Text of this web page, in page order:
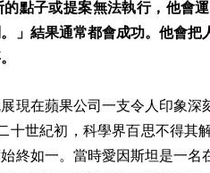
點子或提案無法執行，他會
」結果通常都會成功。他會
現在蘋果公司一支令人印象
十世紀初，科學界百思不得
終如一。當時愛因斯坦是一